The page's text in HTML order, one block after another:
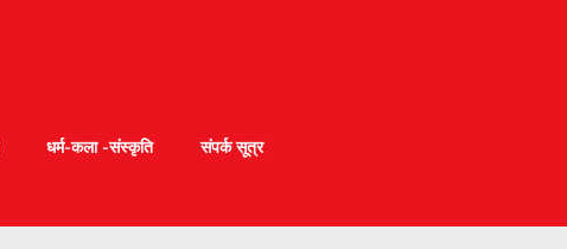
धर्म-कला -संस्कृति
संपर्क सूत्र